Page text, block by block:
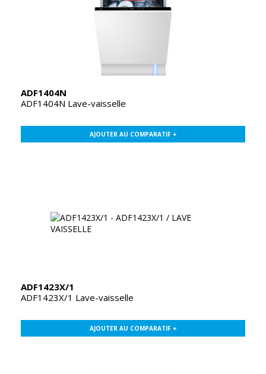
ADF1404N
ADF1404N Lave-vaisselle
AJOUTER AU COMPARATIF +
ADF1423X/1
ADF1423X/1 Lave-vaisselle
AJOUTER AU COMPARATIF +